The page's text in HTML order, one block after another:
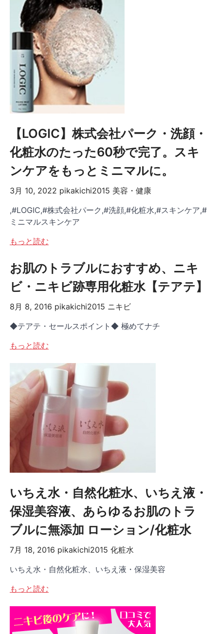
【LOGIC】株式会社パーク・洗顔・
化粧水のたった60秒で完了。スキ
ンケアをもっとミニマルに。
3月 10, 2022 pikakichi2015 美容・健康
,#LOGIC,#株式会社パーク,#洗顔,#化粧水,#スキンケア,#
ミニマルスキンケア
もっと読む
お肌のトラブルにおすすめ、ニキ
ビ・ニキビ跡専用化粧水【テアテ】
8月 8, 2016 pikakichi2015 ニキビ
◆テアテ・セールスポイント◆ 極めてナチ
もっと読む
いちえ水・自然化粧水、いちえ液・
保湿美容液、あらゆるお肌のトラ
ブルに無添加 ローション/化粧水
7月 18, 2016 pikakichi2015 化粧水
いちえ水・自然化粧水、いちえ液・保湿美容
もっと読む